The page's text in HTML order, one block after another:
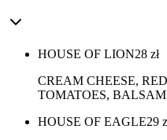
HOUSE OF LION28 zł
CREAM CHEESE,
TOMATOES,
HOUSE OF EAGLE29